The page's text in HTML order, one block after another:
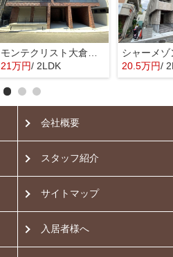
モンテクリスト大倉山【SHM】
21万円/ 2LDK 20.5万円/
会社概要
スタッフ紹介
サイトマップ
入居者様へ